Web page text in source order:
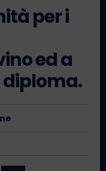
per i
ed a
diploma.